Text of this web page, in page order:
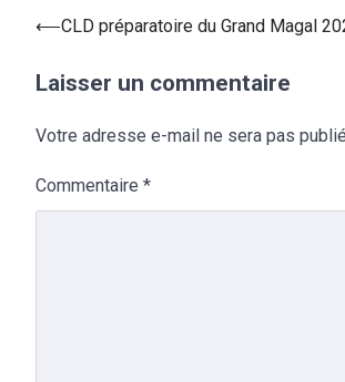
⟵CLD préparatoire du Grand Magal
Laisser un commentaire
Votre adresse e-mail ne sera pas
Commentaire *